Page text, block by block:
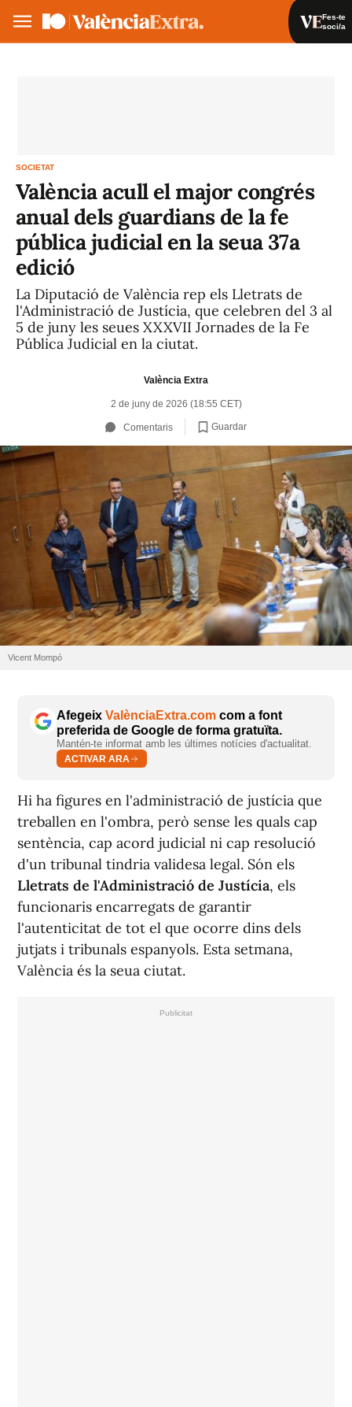
Fes-te
soci/a
SOCIETAT
València acull el major congrés
anual dels guardians de la fe
pública judicial en la seua 37a
edició
La Diputació de València rep els Lletrats de
l'Administració de Justícia, que celebren del 3 al
5 de juny les seues XXXVII Jornades de la Fe
Pública Judicial en la ciutat.
València Extra
2 de juny de 2026 (18:55 CET)
Comentaris Guardar
Vicent Mompó
Afegeix ValènciaExtra.com com a font
preferida de Google de forma gratuïta.
Mantén-te informat amb les últimes notícies d'actualitat.
ACTIVAR ARA
Hi ha figures en l'administració de justícia que
treballen en l'ombra, però sense les quals cap
sentència, cap acord judicial ni cap resolució
d'un tribunal tindria validesa legal. Són els
Lletrats de l'Administració de Justícia, els
funcionaris encarregats de garantir
l'autenticitat de tot el que ocorre dins dels
jutjats i tribunals espanyols. Esta setmana,
València és la seua ciutat.